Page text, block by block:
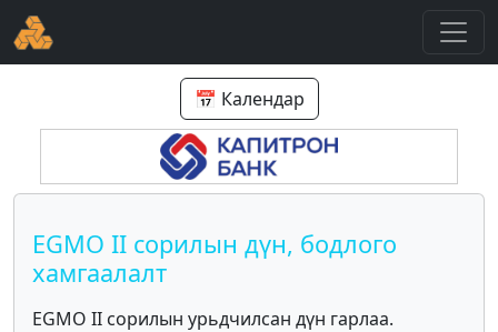
📅 Календар
EGMO II сорилын дүн, бодлого
хамгаалалт
EGMO II сорилын урьдчилсан дүн гарлаа.